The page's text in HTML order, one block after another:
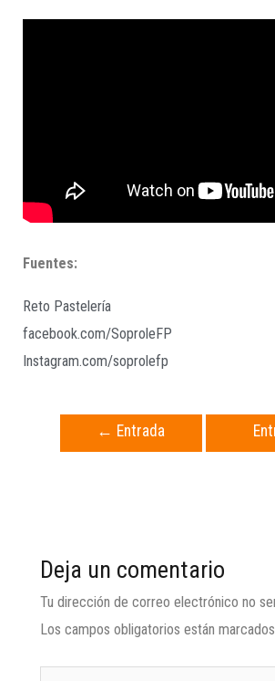
Fuentes:
Reto Pastelería
facebook.com/SoproleFP
Instagram.com/soprolefp
← Entrada
Deja un comentario
Tu dirección de correo electrónico no
Los campos obligatorios están